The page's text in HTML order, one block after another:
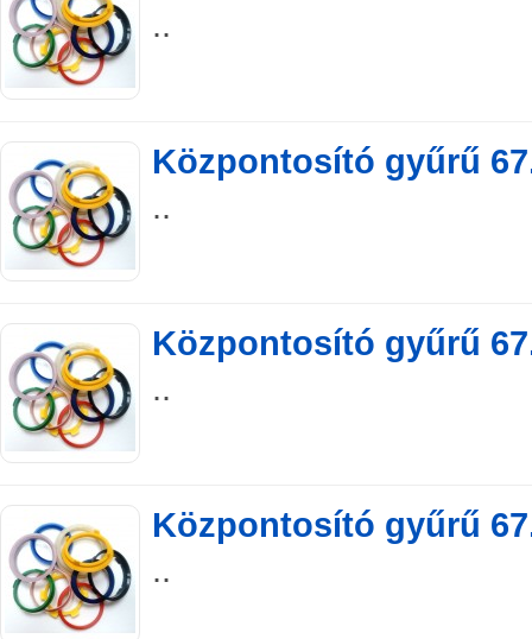
..
Központosító gyűrű
..
Központosító gyűrű
..
Központosító gyűrű
..